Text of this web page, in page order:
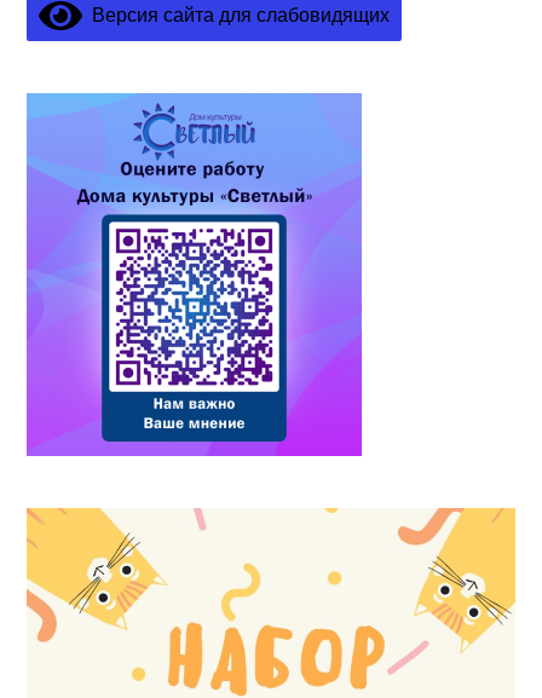
Версия сайта для слабовидящих